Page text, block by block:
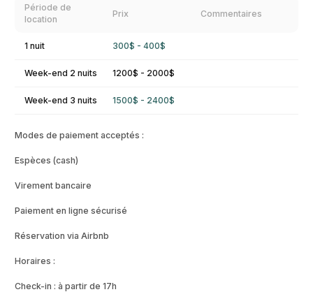
Période de
location
Prix Commentaires
1 nuit 300$ - 400$
Week-end 2 nuits 1200$ - 2000$
Week-end 3 nuits 1500$ - 2400$
Modes de paiement acceptés :
Espèces (cash)
Virement bancaire
Paiement en ligne sécurisé
Réservation via Airbnb
Horaires :
Check-in : à partir de 17h